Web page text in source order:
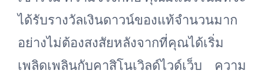
ได้รับรางวัลเงินดาวน์ของแท้จำนวนมาก
อย่างไม่ต้องสงสัยหลังจากที่คุณได้เริ่ม
เพลิดเพลินกับคาสิโนเวิลด์ไวด์เว็บ ความ